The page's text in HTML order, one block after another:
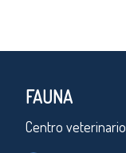
FAUNA
Centro veterinario